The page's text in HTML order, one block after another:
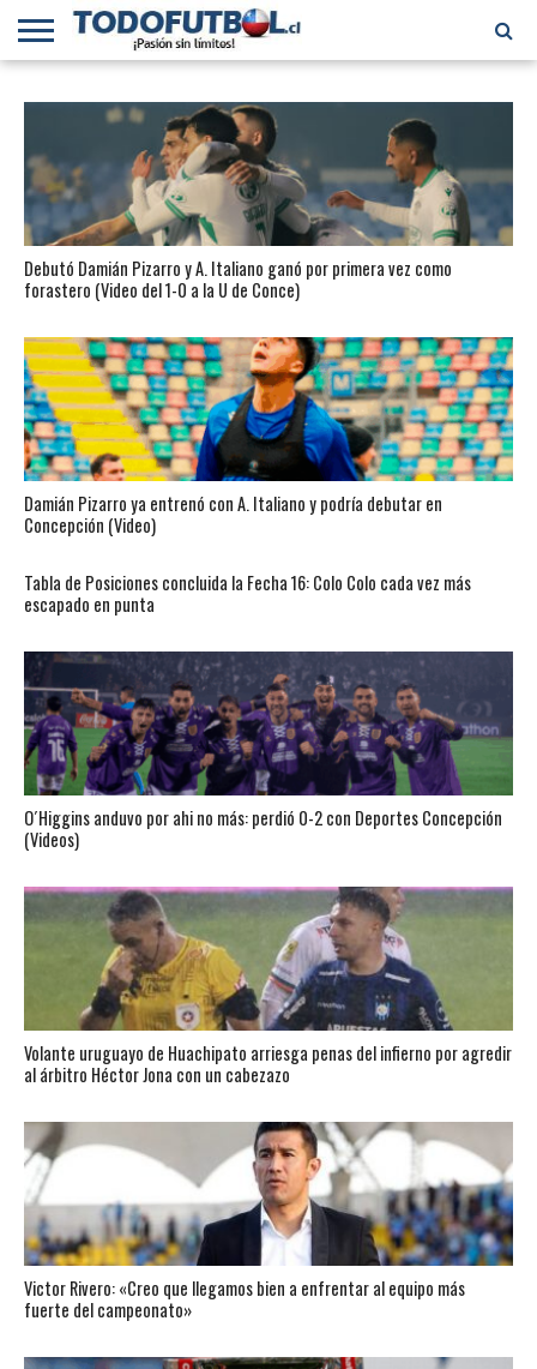
DIVISIÓN
PRIMERA
SELECCIÓN
CHILENA
CHILENOS
FÚTBOL
INTERNACIONAL
Debutó Damián Pizarro y A. Italiano ganó por primera vez como
forastero (Video del 1-0 a la U de Conce)
Damián Pizarro ya entrenó con A. Italiano y podría debutar en
Concepción (Video)
Tabla de Posiciones concluida la Fecha 16: Colo Colo cada vez más
escapado en punta
O´Higgins anduvo por ahi no más: perdió 0-2 con Deportes Concepción
(Videos)
Volante uruguayo de Huachipato arriesga penas del infierno por agredir
al árbitro Héctor Jona con un cabezazo
Victor Rivero: «Creo que llegamos bien a enfrentar al equipo más
fuerte del campeonato»